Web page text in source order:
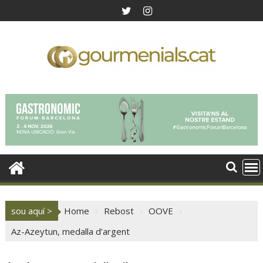
to
sou aquí > Home Rebost
OOVE
Az-Azeytun, medalla d’argent